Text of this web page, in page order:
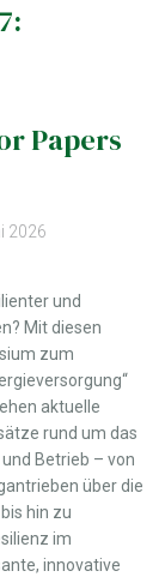
Papers
2026
und
Mit diesen
zum
aktuelle
rund um das
Betrieb – von
über die
hin zu
im
innovative